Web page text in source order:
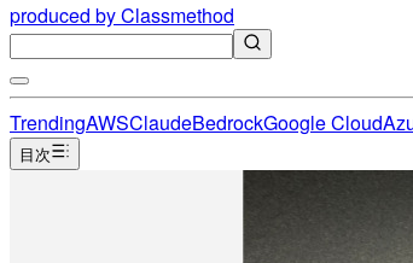
produced by Classmethod
TrendingAWSClaudeBedrockGoogle Cloud
目次